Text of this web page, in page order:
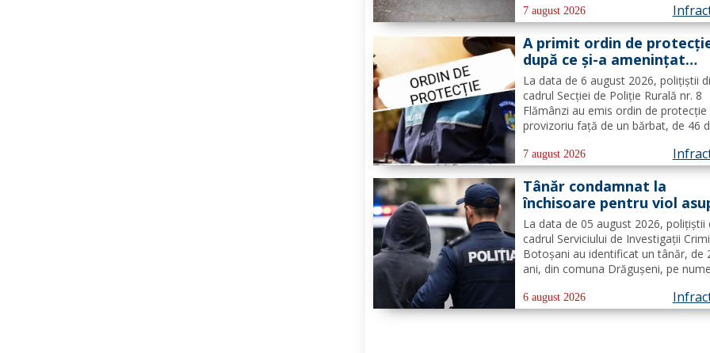
Din verificări a reieșit faptul că, în
se deplasa pe strada Tulburea din
7 august 2026
A primit ordin de
după ce și-a amenințat
partenera printr-o
de mesagerie
La data de 6 august 2026, polițiștii
cadrul Secției de Poliție Rurală nr. 8
Flămânzi au emis ordin de protecție
provizoriu față de un bărbat, de 46
teritoriul altui stat, și-ar fi amenințat
partenera, prin intermediul unor
transmise...
7 august 2026
Tânăr condamnat la
închisoare pentru viol
unui minor și pornografie
infantilă, identificat de
polițiști
La data de 05 august 2026, polițiștii
cadrul Serviciului de Investigații
Botoșani au identificat un tânăr, de
ani, din comuna Drăgușeni, pe
mandat de executare a pedepsei cu
închisoarea. Tânărul a fost
6 august 2026